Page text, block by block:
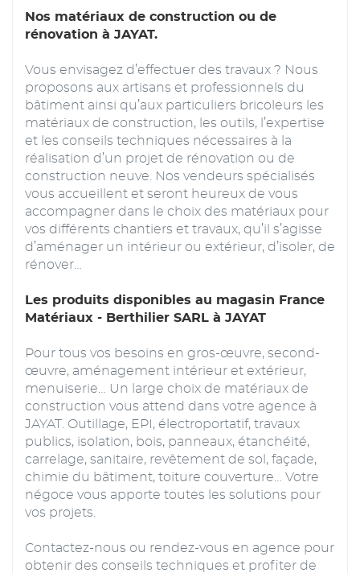
Nos matériaux de construction ou de
rénovation à JAYAT.
Vous envisagez d’effectuer des travaux ? Nous
proposons aux artisans et professionnels du
bâtiment ainsi qu’aux particuliers bricoleurs les
matériaux de construction, les outils, l’expertise
et les conseils techniques nécessaires à la
réalisation d’un projet de rénovation ou de
construction neuve. Nos vendeurs spécialisés
vous accueillent et seront heureux de vous
accompagner dans le choix des matériaux pour
vos différents chantiers et travaux, qu’il s’agisse
d’aménager un intérieur ou extérieur, d’isoler, de
rénover…
Les produits disponibles au magasin France
Matériaux - Berthilier SARL à JAYAT
Pour tous vos besoins en gros-œuvre, second-
œuvre, aménagement intérieur et extérieur,
menuiserie… Un large choix de matériaux de
construction vous attend dans votre agence à
JAYAT. Outillage, EPI, électroportatif, travaux
publics, isolation, bois, panneaux, étanchéité,
carrelage, sanitaire, revêtement de sol, façade,
chimie du bâtiment, toiture couverture… Votre
négoce vous apporte toutes les solutions pour
vos projets.
Contactez-nous ou rendez-vous en agence pour
obtenir des conseils techniques et profiter de